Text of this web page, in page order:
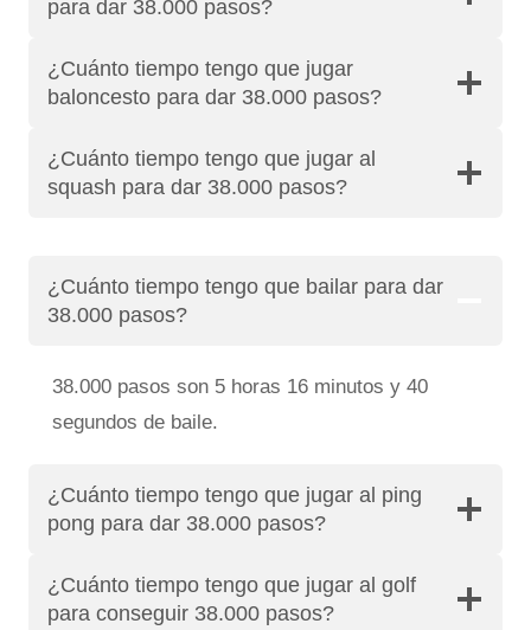
para dar 38.000 pasos?
¿Cuánto tiempo tengo que jugar
baloncesto para dar 38.000 pasos?
¿Cuánto tiempo tengo que jugar al
squash para dar 38.000 pasos?
¿Cuánto tiempo tengo que bailar para dar
38.000 pasos?
38.000 pasos son 5 horas 16 minutos y 40
segundos de baile.
¿Cuánto tiempo tengo que jugar al ping
pong para dar 38.000 pasos?
¿Cuánto tiempo tengo que jugar al golf
para conseguir 38.000 pasos?